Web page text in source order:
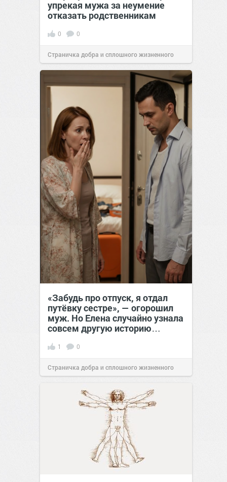
упрекая мужа за неумение
отказать родственникам
0 0
Страничка добра и сплошного жизненного
позитива!00:28Вчера
«Забудь про отпуск, я отдал
путёвку сестре», — огорошил
муж. Но Елена случайно узнала
совсем другую историю…
1 0
Страничка добра и сплошного жизненного